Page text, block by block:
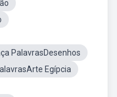
PalavrasDesenhos
Egípcia